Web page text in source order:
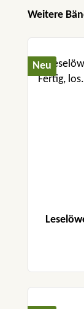
Weitere
Neu